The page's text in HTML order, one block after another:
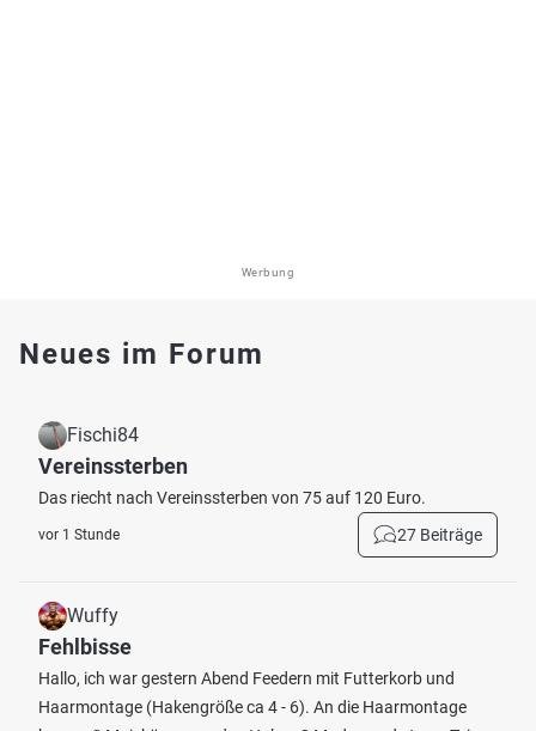
Werbung
Neues im Forum
Fischi84
Vereinssterben
Das riecht nach Vereinssterben von 75 auf 120 Euro.
vor 1 Stunde 27 Beiträge
Wuffy
Fehlbisse
Hallo, ich war gestern Abend Feedern mit Futterkorb und
Haarmontage (Hakengröße ca 4 - 6). An die Haarmontage